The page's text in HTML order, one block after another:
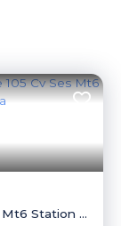
St 1.5 Cdti Business Elegance 105 Cv Ses Mt6 Station Wagon